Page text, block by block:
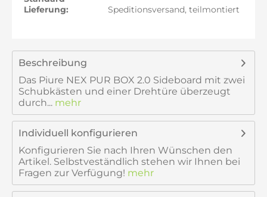
Lieferung:
Speditionsversand, teilmontiert
Beschreibung
Das Piure NEX PUR BOX 2.0 Sideboard mit zwei
Schubkästen und einer Drehtüre überzeugt
durch... mehr
Individuell konfigurieren
Konfigurieren Sie nach Ihren Wünschen den
Artikel. Selbstveständlich stehen wir Ihnen bei
Fragen zur Verfügung! mehr